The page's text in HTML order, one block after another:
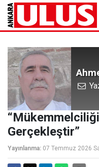
Gerçekleştir”
Yayınlanma: 07 Temmuz 2026